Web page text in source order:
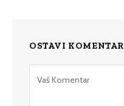
OSTAVI KOMENTAR